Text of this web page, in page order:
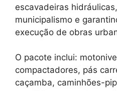
escavadeiras
municipalismo e
execução de obras
O pacote inclui:
compactadores, pás
caçamba, caminhões-